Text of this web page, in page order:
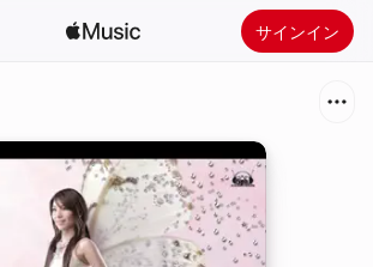
サインイン
Apple Musicをインストール